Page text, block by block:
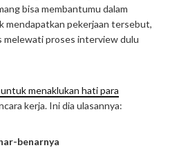
bisa membantumu dalam
mendapatkan pekerjaan tersebut,
melewati proses interview dulu
menaklukan hati para
kerja. Ini dia ulasannya:
benarnya